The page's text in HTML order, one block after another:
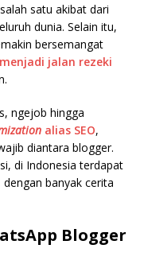
satu akibat dari
dunia. Selain itu,
bersemangat
jalan rezeki
ngejob hingga
alias SEO,
diantara blogger.
di Indonesia terdapat
banyak cerita
Blogger